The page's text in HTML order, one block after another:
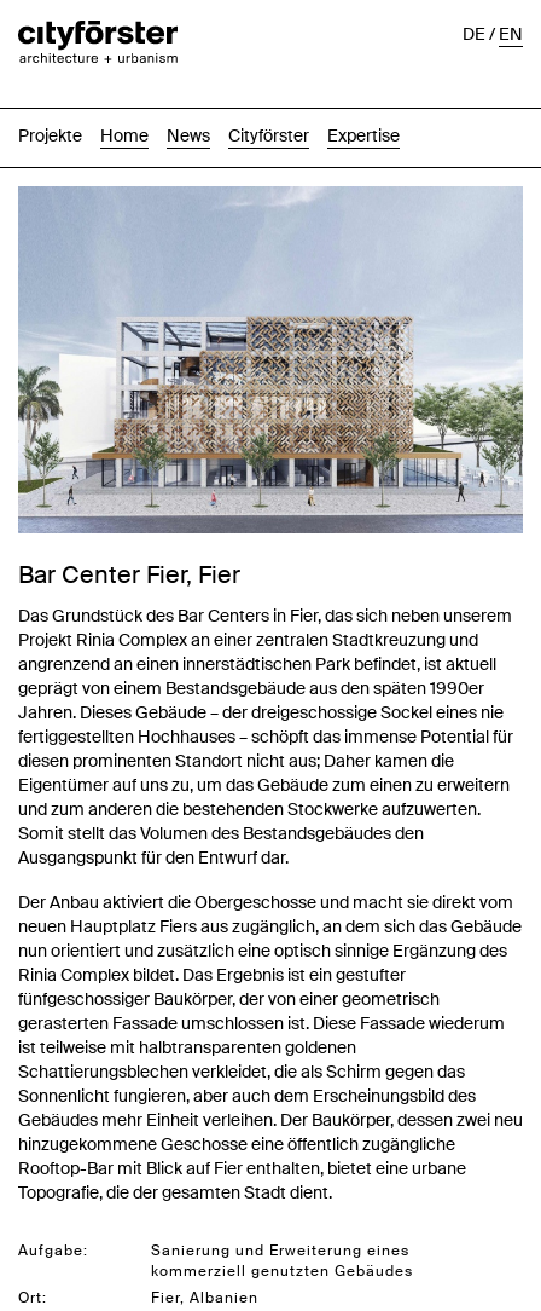
Projekte Home News Cityförster Expertise
DE/EN
Bar Center Fier, Fier
Das Grundstück des Bar Centers in Fier, das sich neben unserem
Projekt Rinia Complex an einer zentralen Stadtkreuzung und
angrenzend an einen innerstädtischen Park befindet, ist aktuell
geprägt von einem Bestandsgebäude aus den späten 1990er
Jahren. Dieses Gebäude – der dreigeschossige Sockel eines nie
fertiggestellten Hochhauses – schöpft das immense Potential für
diesen prominenten Standort nicht aus; Daher kamen die
Eigentümer auf uns zu, um das Gebäude zum einen zu erweitern
und zum anderen die bestehenden Stockwerke aufzuwerten.
Somit stellt das Volumen des Bestandsgebäudes den
Ausgangspunkt für den Entwurf dar.
Der Anbau aktiviert die Obergeschosse und macht sie direkt vom
neuen Hauptplatz Fiers aus zugänglich, an dem sich das Gebäude
nun orientiert und zusätzlich eine optisch sinnige Ergänzung des
Rinia Complex bildet. Das Ergebnis ist ein gestufter
fünfgeschossiger Baukörper, der von einer geometrisch
gerasterten Fassade umschlossen ist. Diese Fassade wiederum
ist teilweise mit halbtransparenten goldenen
Schattierungsblechen verkleidet, die als Schirm gegen das
Sonnenlicht fungieren, aber auch dem Erscheinungsbild des
Gebäudes mehr Einheit verleihen. Der Baukörper, dessen zwei neu
hinzugekommene Geschosse eine öffentlich zugängliche
Rooftop-Bar mit Blick auf Fier enthalten, bietet eine urbane
Topografie, die der gesamten Stadt dient.
Aufgabe:
Sanierung und Erweiterung eines
kommerziell genutzten Gebäudes
Ort:
Fier, Albanien